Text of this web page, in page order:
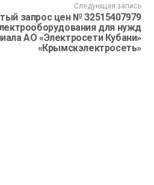
Следующая запись
запрос цен № 32515407979
для нужд
АО «Электросети Кубани»
«Крымскэлектросеть»